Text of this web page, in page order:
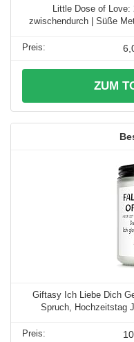
Little Dose of
zwischendurch | Süße
ZUM
Giftasy Ich Liebe Dich
Spruch, Hochzeitstag